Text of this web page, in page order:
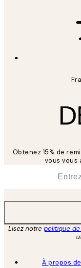
Obtenez 15% de
vous vous
Lisez notre politique
À propos